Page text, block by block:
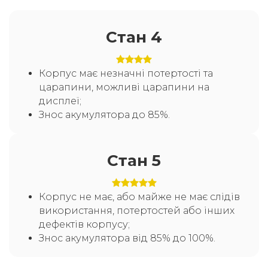
Стан 4
Корпус має незначні потертості та
царапини, можливі царапини на
дисплеї;
Знос акумулятора до 85%.
Стан 5
Корпус не має, або майже не має слідів
використання, потертостей або інших
дефектів корпусу;
Знос акумулятора від 85% до 100%.